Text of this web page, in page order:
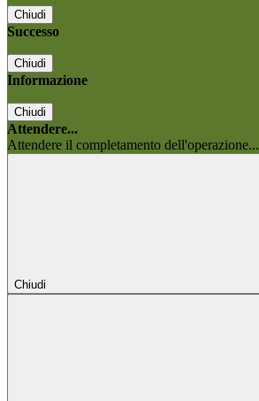
Chiudi
Successo
Chiudi
Informazione
Chiudi
Attendere...
Attendere il completamento dell'operazione...
Chiudi